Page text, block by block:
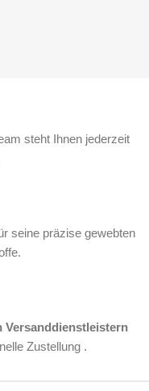
steht Ihnen jederzeit
seine präzise gewebten
Versanddienstleistern
Zustellung .